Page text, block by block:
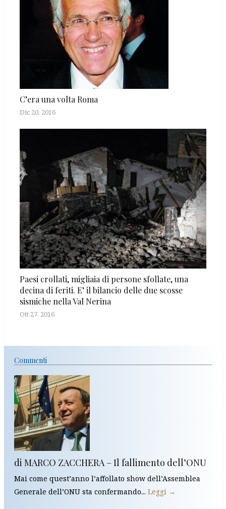
C’era una volta Roma
Dic 20, 2016
Paesi crollati, migliaia di persone sfollate, una
decina di feriti. E’ il bilancio delle due scosse
sismiche nella Val Nerina
Ott 27, 2016
Commenti
di MARCO ZACCHERA – Il fallimento dell’ONU
Mai come quest’anno l’affollato show dell’Assemblea
Generale dell’ONU sta confermando... Leggi →